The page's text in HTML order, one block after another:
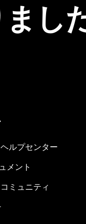
し
ルプセンター
メント
ミュニティ